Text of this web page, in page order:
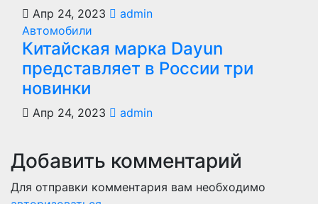
Апр 24, 2023
admin
Автомобили
Китайская марка Dayun
представляет в России три
новинки
Апр 24, 2023 admin
Добавить комментарий
Для отправки комментария вам необходимо